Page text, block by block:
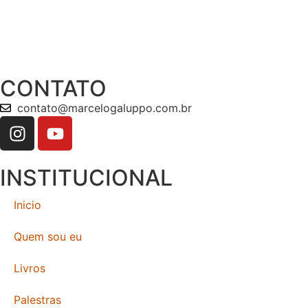
CONTATO
contato@marcelogaluppo.com.br
INSTITUCIONAL
Inicio
Quem sou eu
Livros
Palestras